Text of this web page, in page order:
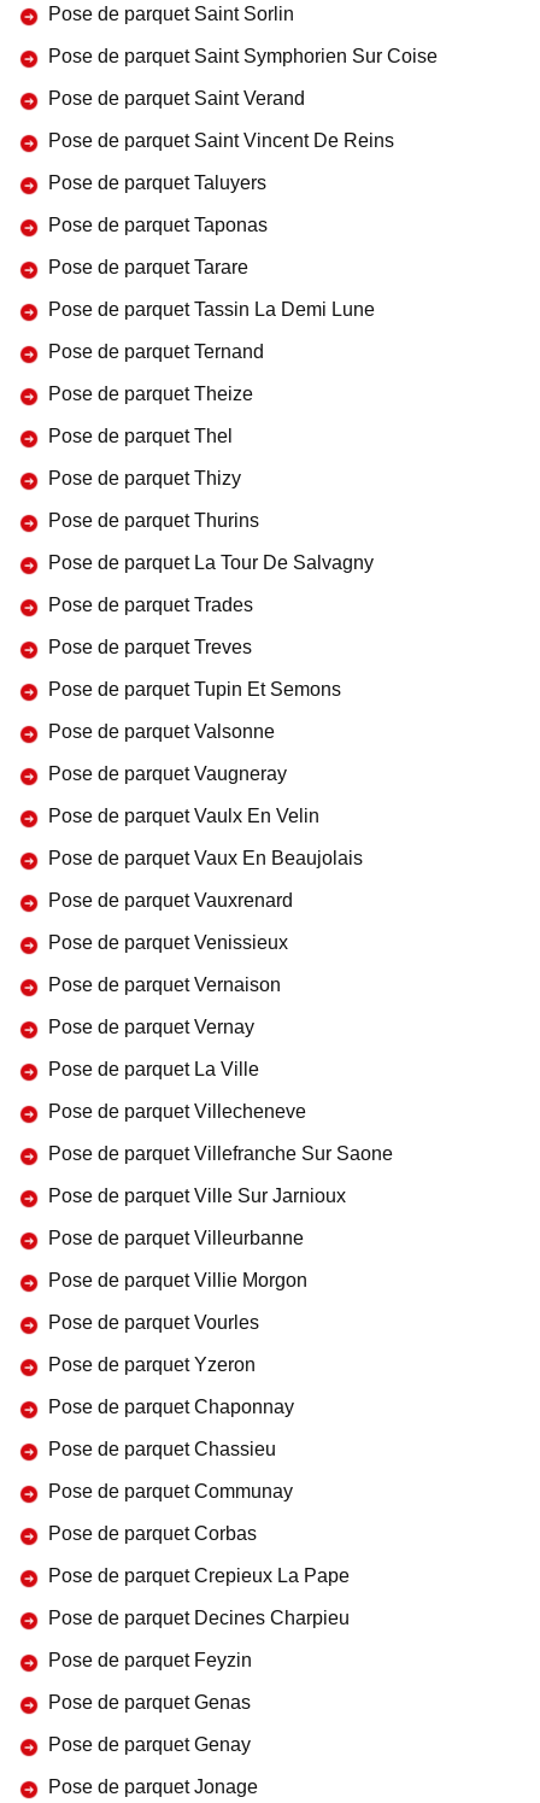
Pose de parquet Saint Sorlin
Pose de parquet Saint Symphorien Sur Coise
Pose de parquet Saint Verand
Pose de parquet Saint Vincent De Reins
Pose de parquet Taluyers
Pose de parquet Taponas
Pose de parquet Tarare
Pose de parquet Tassin La Demi Lune
Pose de parquet Ternand
Pose de parquet Theize
Pose de parquet Thel
Pose de parquet Thizy
Pose de parquet Thurins
Pose de parquet La Tour De Salvagny
Pose de parquet Trades
Pose de parquet Treves
Pose de parquet Tupin Et Semons
Pose de parquet Valsonne
Pose de parquet Vaugneray
Pose de parquet Vaulx En Velin
Pose de parquet Vaux En Beaujolais
Pose de parquet Vauxrenard
Pose de parquet Venissieux
Pose de parquet Vernaison
Pose de parquet Vernay
Pose de parquet La Ville
Pose de parquet Villecheneve
Pose de parquet Villefranche Sur Saone
Pose de parquet Ville Sur Jarnioux
Pose de parquet Villeurbanne
Pose de parquet Villie Morgon
Pose de parquet Vourles
Pose de parquet Yzeron
Pose de parquet Chaponnay
Pose de parquet Chassieu
Pose de parquet Communay
Pose de parquet Corbas
Pose de parquet Crepieux La Pape
Pose de parquet Decines Charpieu
Pose de parquet Feyzin
Pose de parquet Genas
Pose de parquet Genay
Pose de parquet Jonage